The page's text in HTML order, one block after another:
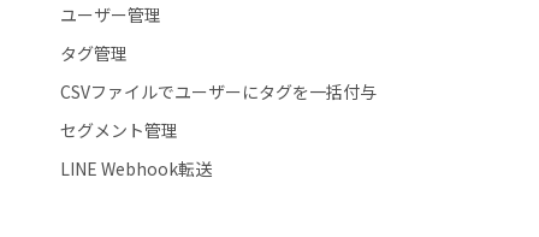
ユーザー管理
タグ管理
CSVファイルでユーザーにタグを一括付与
セグメント管理
LINE Webhook転送